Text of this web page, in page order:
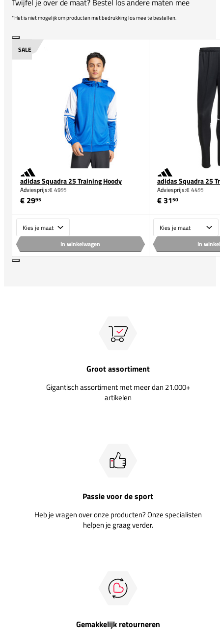
*Het is niet mogelijk om producten met bedrukking los mee te bestellen.
SALE
adidas Squadra 25 Training Hoody
Adviesprijs:€ 4995
€ 2995
In winkelwagen
adidas Squadra 25
Adviesprijs:€ 4495
€ 3150
In
Groot assortiment
Gigantisch assortiment met meer dan 21.000+
artikelen
Passie voor de sport
Heb je vragen over onze producten? Onze specialisten
helpen je graag verder.
Gemakkelijk retourneren